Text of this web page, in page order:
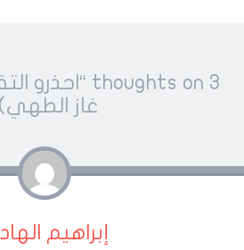
Post
navigation
3 thoughts on “
احذرو
غاز الطهي)
إبراهيم